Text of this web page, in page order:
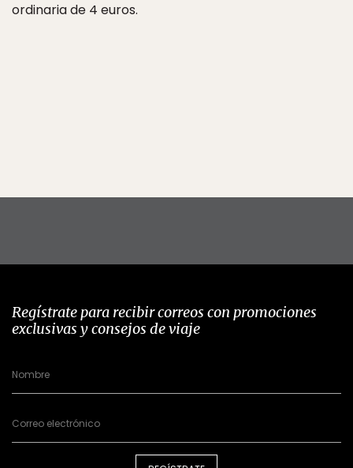
ordinaria de 4 euros.
Regístrate para recibir correos con promociones
exclusivas y consejos de viaje